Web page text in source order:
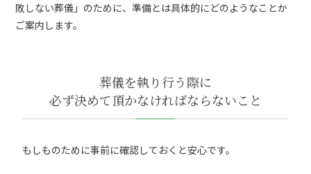
敗しない葬儀」のために、準備とは具体的にどのようなことか
ご案内します。
葬儀を執り行う際に
必ず決めて頂かなければならないこと
もしものために事前に確認しておくと安心です。